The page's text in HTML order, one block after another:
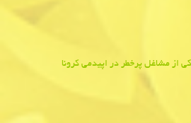
از مشاغل پرخطر در اپیدمی كرونا